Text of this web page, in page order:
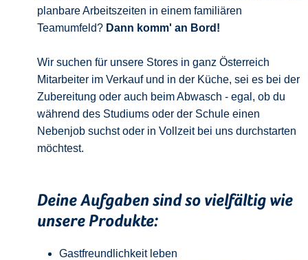
planbare Arbeitszeiten in einem familiären
Teamumfeld? Dann komm' an Bord!
Wir suchen für unsere Stores in ganz Österreich
Mitarbeiter im Verkauf und in der Küche, sei es bei der
Zubereitung oder auch beim Abwasch - egal, ob du
während des Studiums oder der Schule einen
Nebenjob suchst oder in Vollzeit bei uns durchstarten
möchtest.
Deine Aufgaben sind so vielfältig wie
unsere Produkte:
Gastfreundlichkeit leben